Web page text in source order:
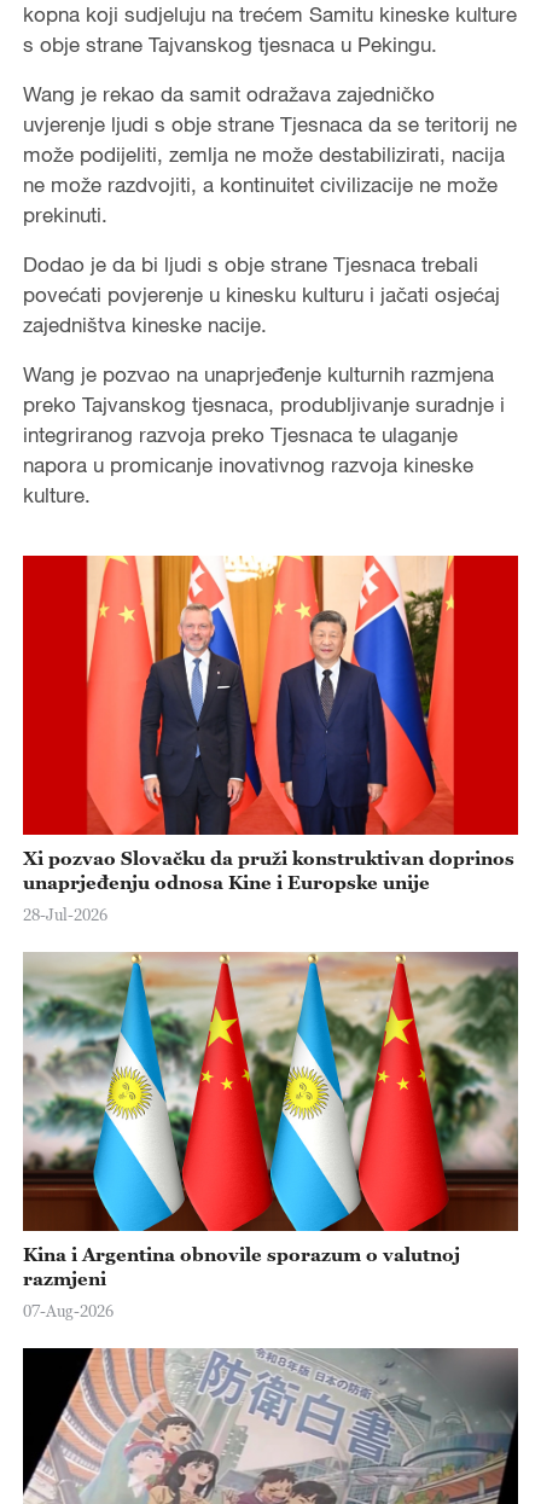
kopna koji sudjeluju na trećem Samitu kineske kulture
s obje strane Tajvanskog tjesnaca u Pekingu.
Wang je rekao da samit odražava zajedničko
uvjerenje ljudi s obje strane Tjesnaca da se teritorij ne
može podijeliti, zemlja ne može destabilizirati, nacija
ne može razdvojiti, a kontinuitet civilizacije ne može
prekinuti.
Dodao je da bi ljudi s obje strane Tjesnaca trebali
povećati povjerenje u kinesku kulturu i jačati osjećaj
zajedništva kineske nacije.
Wang je pozvao na unaprjeđenje kulturnih razmjena
preko Tajvanskog tjesnaca, produbljivanje suradnje i
integriranog razvoja preko Tjesnaca te ulaganje
napora u promicanje inovativnog razvoja kineske
kulture.
Xi pozvao Slovačku da pruži konstruktivan doprinos
unaprjeđenju odnosa Kine i Europske unije
28-Jul-2026
Kina i Argentina obnovile sporazum o valutnoj
razmjeni
07-Aug-2026